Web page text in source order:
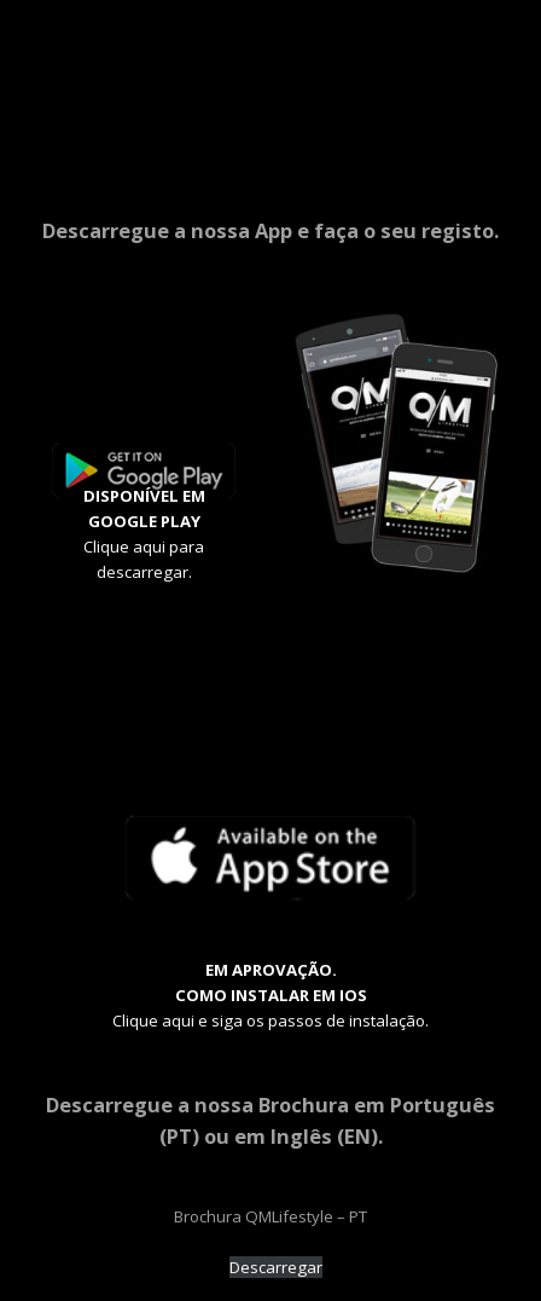
Descarregue a nossa App e faça o seu registo.
DISPONÍVEL EM
GOOGLE PLAY
Clique aqui para
descarregar.
EM APROVAÇÃO.
COMO INSTALAR EM IOS
Clique aqui e siga os passos de instalação.
Descarregue a nossa Brochura em Português
(PT) ou em Inglês (EN).
Brochura QMLifestyle – PT
Descarregar